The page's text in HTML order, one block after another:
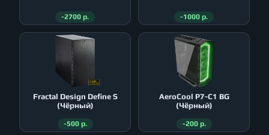
-2700 р. -1000 р.
Fractal Design Define S
(Чёрный)
-500 р.
AeroСool P7-C1 BG
(Чёрный)
-200 р.